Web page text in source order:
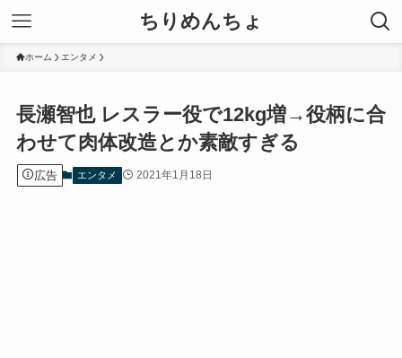
ちりめんちょ
ホーム エンタメ
長瀬智也 レスラー役で12kg増→役柄に合
わせて肉体改造とか素敵すぎる
広告 エンタメ 2021年1月18日